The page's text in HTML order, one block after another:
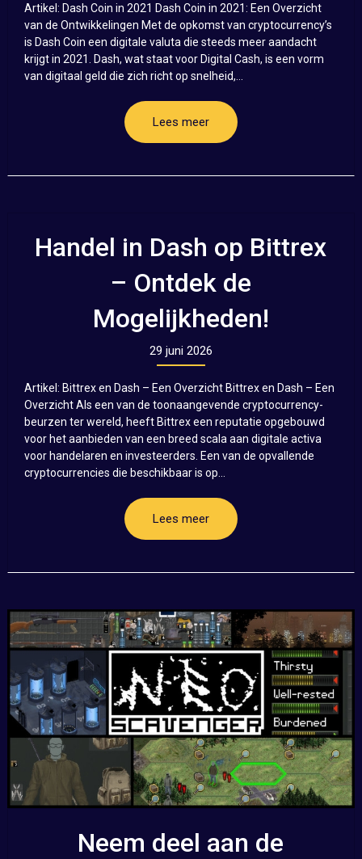
Artikel: Dash Coin in 2021 Dash Coin in 2021: Een Overzicht
van de Ontwikkelingen Met de opkomst van cryptocurrency’s
is Dash Coin een digitale valuta die steeds meer aandacht
krijgt in 2021. Dash, wat staat voor Digital Cash, is een vorm
van digitaal geld die zich richt op snelheid,...
Lees meer
Handel in Dash op Bittrex
– Ontdek de
Mogelijkheden!
29 juni 2026
Artikel: Bittrex en Dash – Een Overzicht Bittrex en Dash – Een
Overzicht Als een van de toonaangevende cryptocurrency-
beurzen ter wereld, heeft Bittrex een reputatie opgebouwd
voor het aanbieden van een breed scala aan digitale activa
voor handelaren en investeerders. Een van de opvallende
cryptocurrencies die beschikbaar is op...
Lees meer
Neem deel aan de